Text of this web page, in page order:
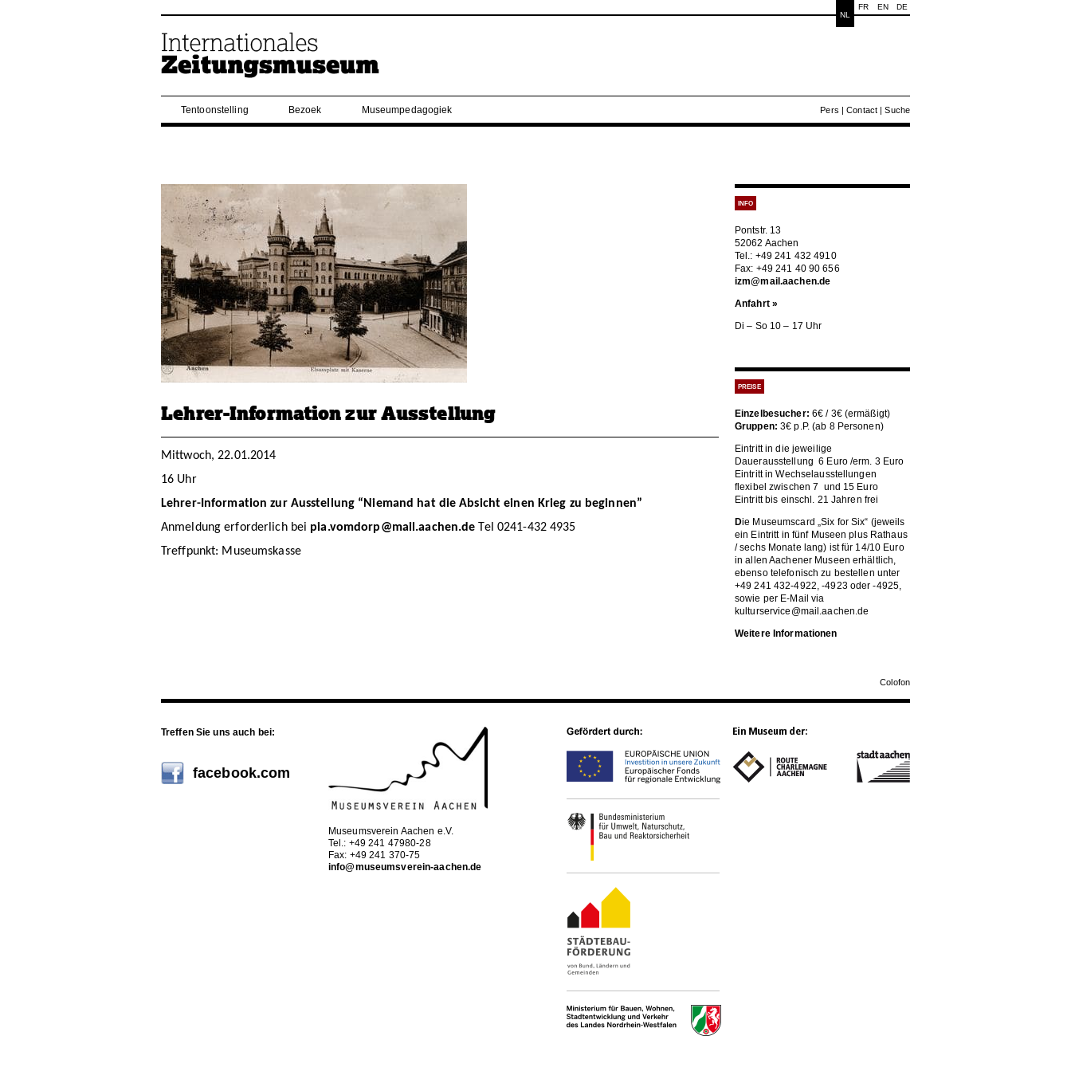
DE
EN
FR
NL
Tentoonstelling Bezoek Museumpedagogiek Pers |Contact |Suche
Lehrer-Information zur Ausstellung
Mittwoch, 22.01.2014
16 Uhr
Lehrer-Information zur Ausstellung “Niemand hat die Absicht einen Krieg zu beginnen”
Anmeldung erforderlich bei pia.vomdorp@mail.aachen.de Tel 0241-432 4935
Treffpunkt: Museumskasse
INFO
Pontstr. 13
52062 Aachen
Tel.: +49 241 432 4910
Fax: +49 241 40 90 656
izm@mail.aachen.de
Anfahrt »
Di – So 10 – 17 Uhr
PREISE
Einzelbesucher: 6€ / 3€ (ermäßigt)
Gruppen: 3€ p.P. (ab 8 Personen)
Eintritt in die jeweilige
Dauerausstellung 6 Euro /erm. 3 Euro
Eintritt in Wechselausstellungen
flexibel zwischen 7 und 15 Euro
Eintritt bis einschl. 21 Jahren frei
Die Museumscard „Six for Six“ (jeweils
ein Eintritt in fünf Museen plus Rathaus
/ sechs Monate lang) ist für 14/10 Euro
in allen Aachener Museen erhältlich,
ebenso telefonisch zu bestellen unter
+49 241 432-4922, -4923 oder -4925,
sowie per E-Mail via
kulturservice@mail.aachen.de
Weitere Informationen
Colofon
Treffen Sie uns auch bei:
facebook.com
Museumsverein Aachen e.V.
Tel.: +49 241 47980-28
Fax: +49 241 370-75
info@museumsverein-aachen.de